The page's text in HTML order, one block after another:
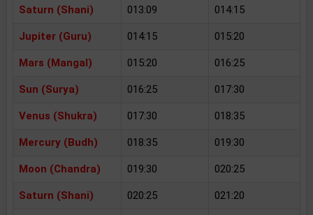
Saturn (Shani) 013:09 014:15
Jupiter (Guru) 014:15 015:20
Mars (Mangal) 015:20 016:25
Sun (Surya) 016:25 017:30
Venus (Shukra) 017:30 018:35
Mercury (Budh) 018:35 019:30
Moon (Chandra) 019:30 020:25
Saturn (Shani) 020:25 021:20